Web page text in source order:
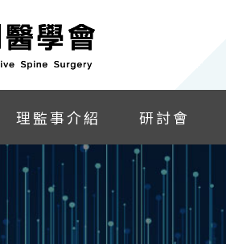
理監事介紹 研討會